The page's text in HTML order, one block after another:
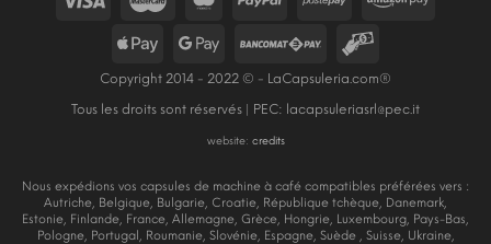
Copyright 2014 - 2022 © - LaCapsuleria.com®
Tous les droits sont réservés | PEC: lacapsuleriasrl@pec.it
website: credits
Nous expédions vos capsules de machine à café compatibles préférées vers :
Autriche, Belgique, Bulgarie, Croatie, République tchèque, Danemark,
Estonie, Finlande, France, Allemagne, Grèce, Hongrie, Luxembourg, Pays-Bas,
Pologne, Portugal, Roumanie, Slovénie, Espagne, Suède , Suisse, Ukraine,